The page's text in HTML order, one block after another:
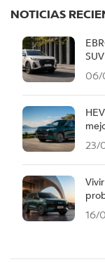
NOTICIAS
06/
23/
16/